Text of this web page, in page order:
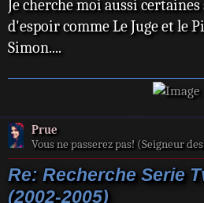
g
e
Je cherche moi aussi
d'espoir comme Le Juge et le
Simon....
Prue
Vous ne passerez pas! (Seigneur
Re: Recherche Serie
(2002-2005)